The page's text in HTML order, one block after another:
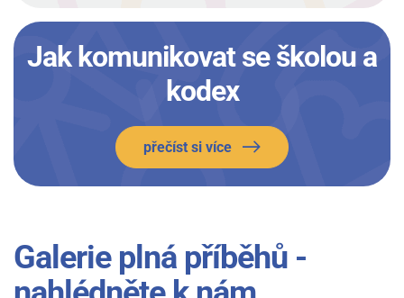
Jak komunikovat se školou a
kodex
přečíst si více
Galerie plná příběhů -